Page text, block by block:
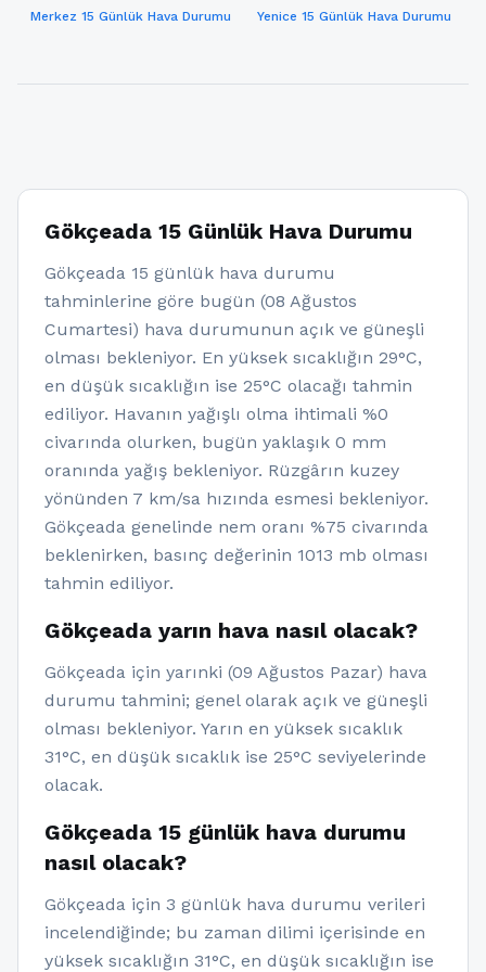
Merkez 15 Günlük Hava Durumu
Yenice 15 Günlük Hava Durumu
Gökçeada 15 Günlük Hava Durumu
Gökçeada 15 günlük hava durumu
tahminlerine göre bugün (08 Ağustos
Cumartesi) hava durumunun açık ve güneşli
olması bekleniyor. En yüksek sıcaklığın 29°C,
en düşük sıcaklığın ise 25°C olacağı tahmin
ediliyor. Havanın yağışlı olma ihtimali %0
civarında olurken, bugün yaklaşık 0 mm
oranında yağış bekleniyor. Rüzgârın kuzey
yönünden 7 km/sa hızında esmesi bekleniyor.
Gökçeada genelinde nem oranı %75 civarında
beklenirken, basınç değerinin 1013 mb olması
tahmin ediliyor.
Gökçeada yarın hava nasıl olacak?
Gökçeada için yarınki (09 Ağustos Pazar) hava
durumu tahmini; genel olarak açık ve güneşli
olması bekleniyor. Yarın en yüksek sıcaklık
31°C, en düşük sıcaklık ise 25°C seviyelerinde
olacak.
Gökçeada 15 günlük hava durumu
nasıl olacak?
Gökçeada için 3 günlük hava durumu verileri
incelendiğinde; bu zaman dilimi içerisinde en
yüksek sıcaklığın 31°C, en düşük sıcaklığın ise